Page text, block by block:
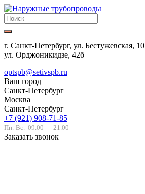
г. Санкт-Петербург, ул. Бестужевская, 10
ул. Орджоникидзе, 42б
optspb@setivspb.ru
Ваш город
Санкт-Петербург
Москва
Санкт-Петербург
+7 (921) 908-71-85
Пн.-Вс. 09.00 — 21.00
Заказать звонок